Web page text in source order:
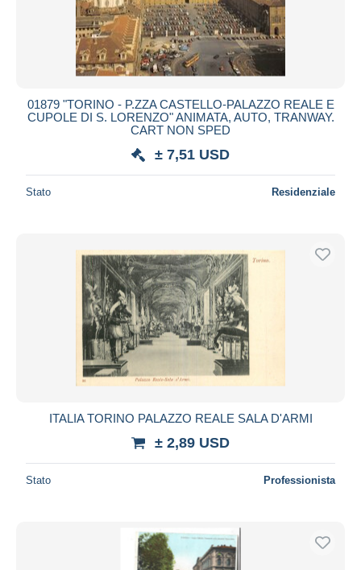
01879 "TORINO - P.ZZA CASTELLO-PALAZZO REALE E
CUPOLE DI S. LORENZO" ANIMATA, AUTO, TRANWAY.
CART NON SPED
± 7,51 USD
Stato Residenziale
ITALIA TORINO PALAZZO REALE SALA D'ARMI
± 2,89 USD
Stato Professionista